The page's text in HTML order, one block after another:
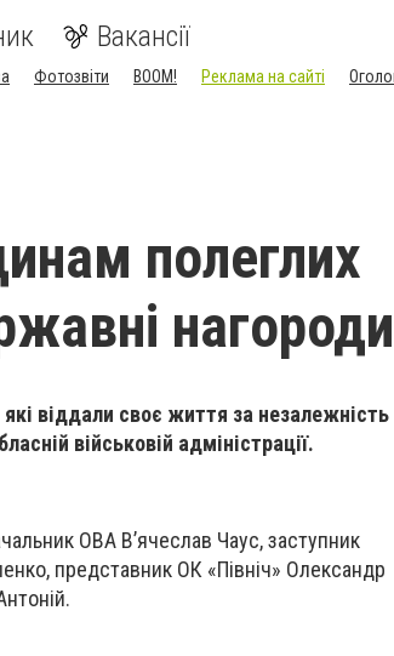
Вакансії
Фотозвіти BOOM! Реклама на сайті
полеглих
нагороди
віддали своє життя за незалежність
військовій адміністрації.
ОВА В’ячеслав Чаус, заступник
представник ОК «Північ» Олександр